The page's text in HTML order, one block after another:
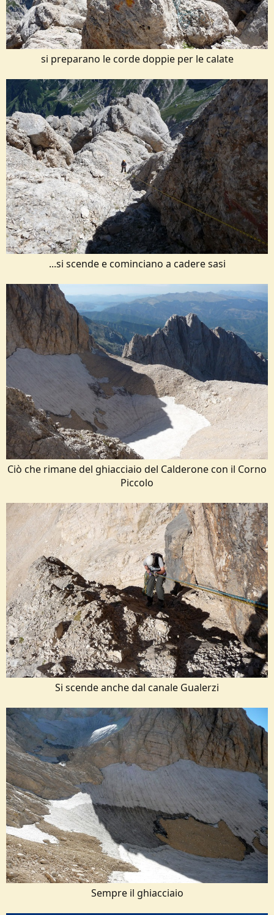
si preparano le corde doppie per le calate​
...si scende e cominciano a cadere sasi​
Ciò che rimane del ghiacciaio del Calderone con il Corno
Piccolo​
Si scende anche dal canale Gualerzi​
Sempre il ghiacciaio​